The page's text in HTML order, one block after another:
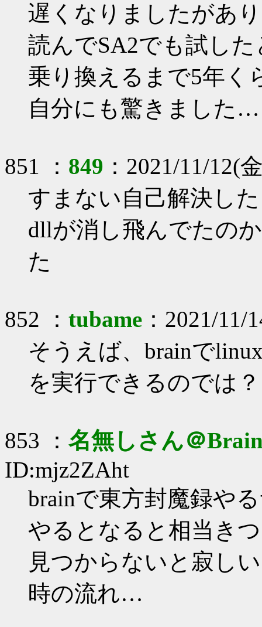
遅くなりましたがあ
読んでSA2でも試し
乗り換えるまで5年く
自分にも驚きました…
851 ： 849 ：2021/11/12(
すまない自己解決した
dllが消し飛んでたの
た
852 ： tubame ：2021/
そうえば、brainで
を実行できるのでは？
853 ： 名無しさん＠
ID:mjz2ZAht
brainで東方封魔録や
やるとなると相当き
見つからないと寂しい
時の流れ…